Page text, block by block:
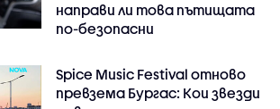
направи ли това пътищата
по-безопасни
Spice Music Festival отново
превзема Бургас: Кои звезди